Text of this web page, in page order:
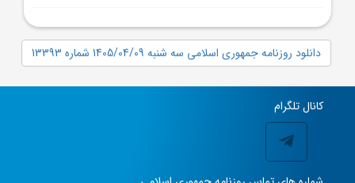
دانلود روزنامه جمهوری اسلامی سه شنبه 1405/04/09 شماره 13393
کانال تلگرام